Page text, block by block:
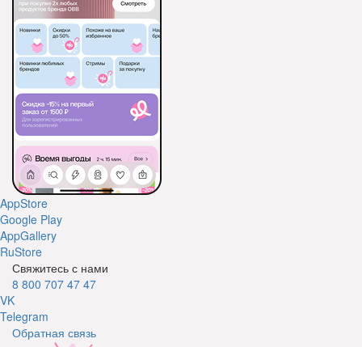
AppStore
Google Play
AppGallery
RuStore
Свяжитесь с нами
8 800 707 47 47
VK
Telegram
Обратная связь